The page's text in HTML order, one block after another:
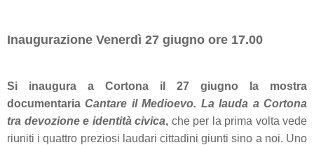
Inaugurazione Venerdì 27 giugno ore 17.00
Si inaugura a Cortona il 27 giugno la mostra
documentariaCantare il Medioevo. La lauda a Cortona
tra devozione e identità civica, che per la prima volta vede
riuniti i quattro preziosi laudari cittadini giunti sino a noi. Uno